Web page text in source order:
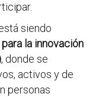
siendo
la innovación
, donde se
activos y de
personas